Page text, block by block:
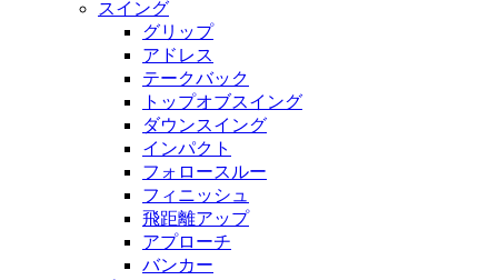
スイング
グリップ
アドレス
テークバック
トップオブスイング
ダウンスイング
インパクト
フォロースルー
フィニッシュ
飛距離アップ
アプローチ
バンカー